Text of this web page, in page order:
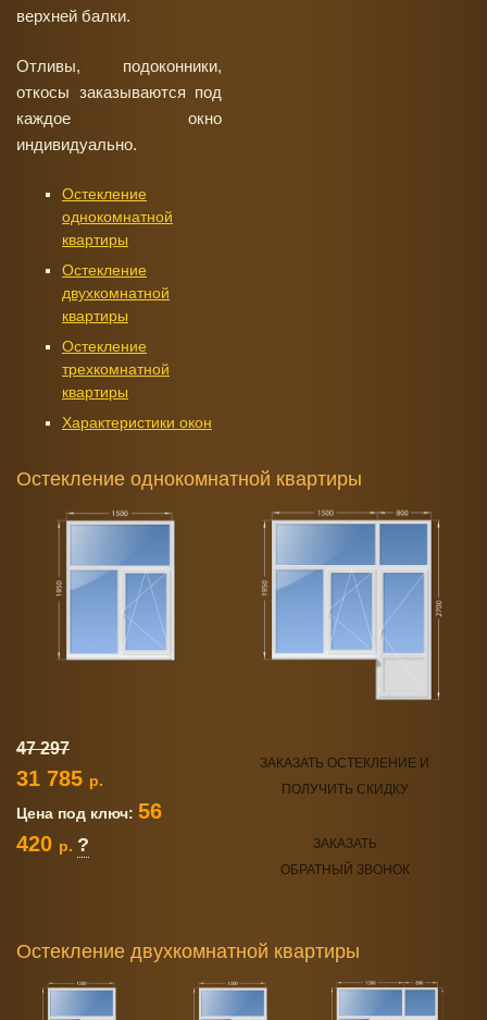
верхней балки.
Отливы, подоконники,
откосы заказываются под
каждое окно
индивидуально.
Остекление
однокомнатной
квартиры
Остекление
двухкомнатной
квартиры
Остекление
трехкомнатной
квартиры
Характеристики окон
Остекление однокомнатной квартиры
47 297
31 785 р.
Цена под ключ: 56
420 р. ?
ЗАКАЗАТЬ ОСТЕКЛЕНИЕ И
ПОЛУЧИТЬ СКИДКУ
ЗАКАЗАТЬ
ОБРАТНЫЙ ЗВОНОК
Остекление двухкомнатной квартиры